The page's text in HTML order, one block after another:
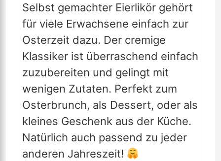
Selbst gemachter Eierlikör gehört
für viele Erwachsene einfach zur
Osterzeit dazu. Der cremige
Klassiker ist überraschend einfach
zuzubereiten und gelingt mit
wenigen Zutaten. Perfekt zum
Osterbrunch, als Dessert, oder als
kleines Geschenk aus der Küche.
Natürlich auch passend zu jeder
anderen Jahreszeit!